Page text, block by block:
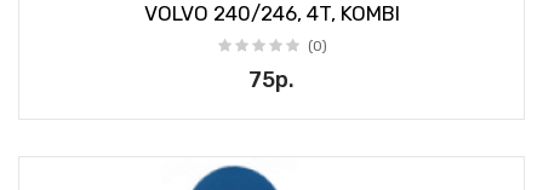
VOLVO 240/246, 4T, KOMBI
(0)
75р.